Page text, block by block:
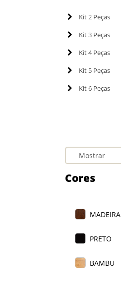
Kit 2 Peças
Kit 3 Peças
Kit 4 Peças
Kit 5 Peças
Kit 6 Peças
Cores
MADEIRA
PRETO
BAMBU